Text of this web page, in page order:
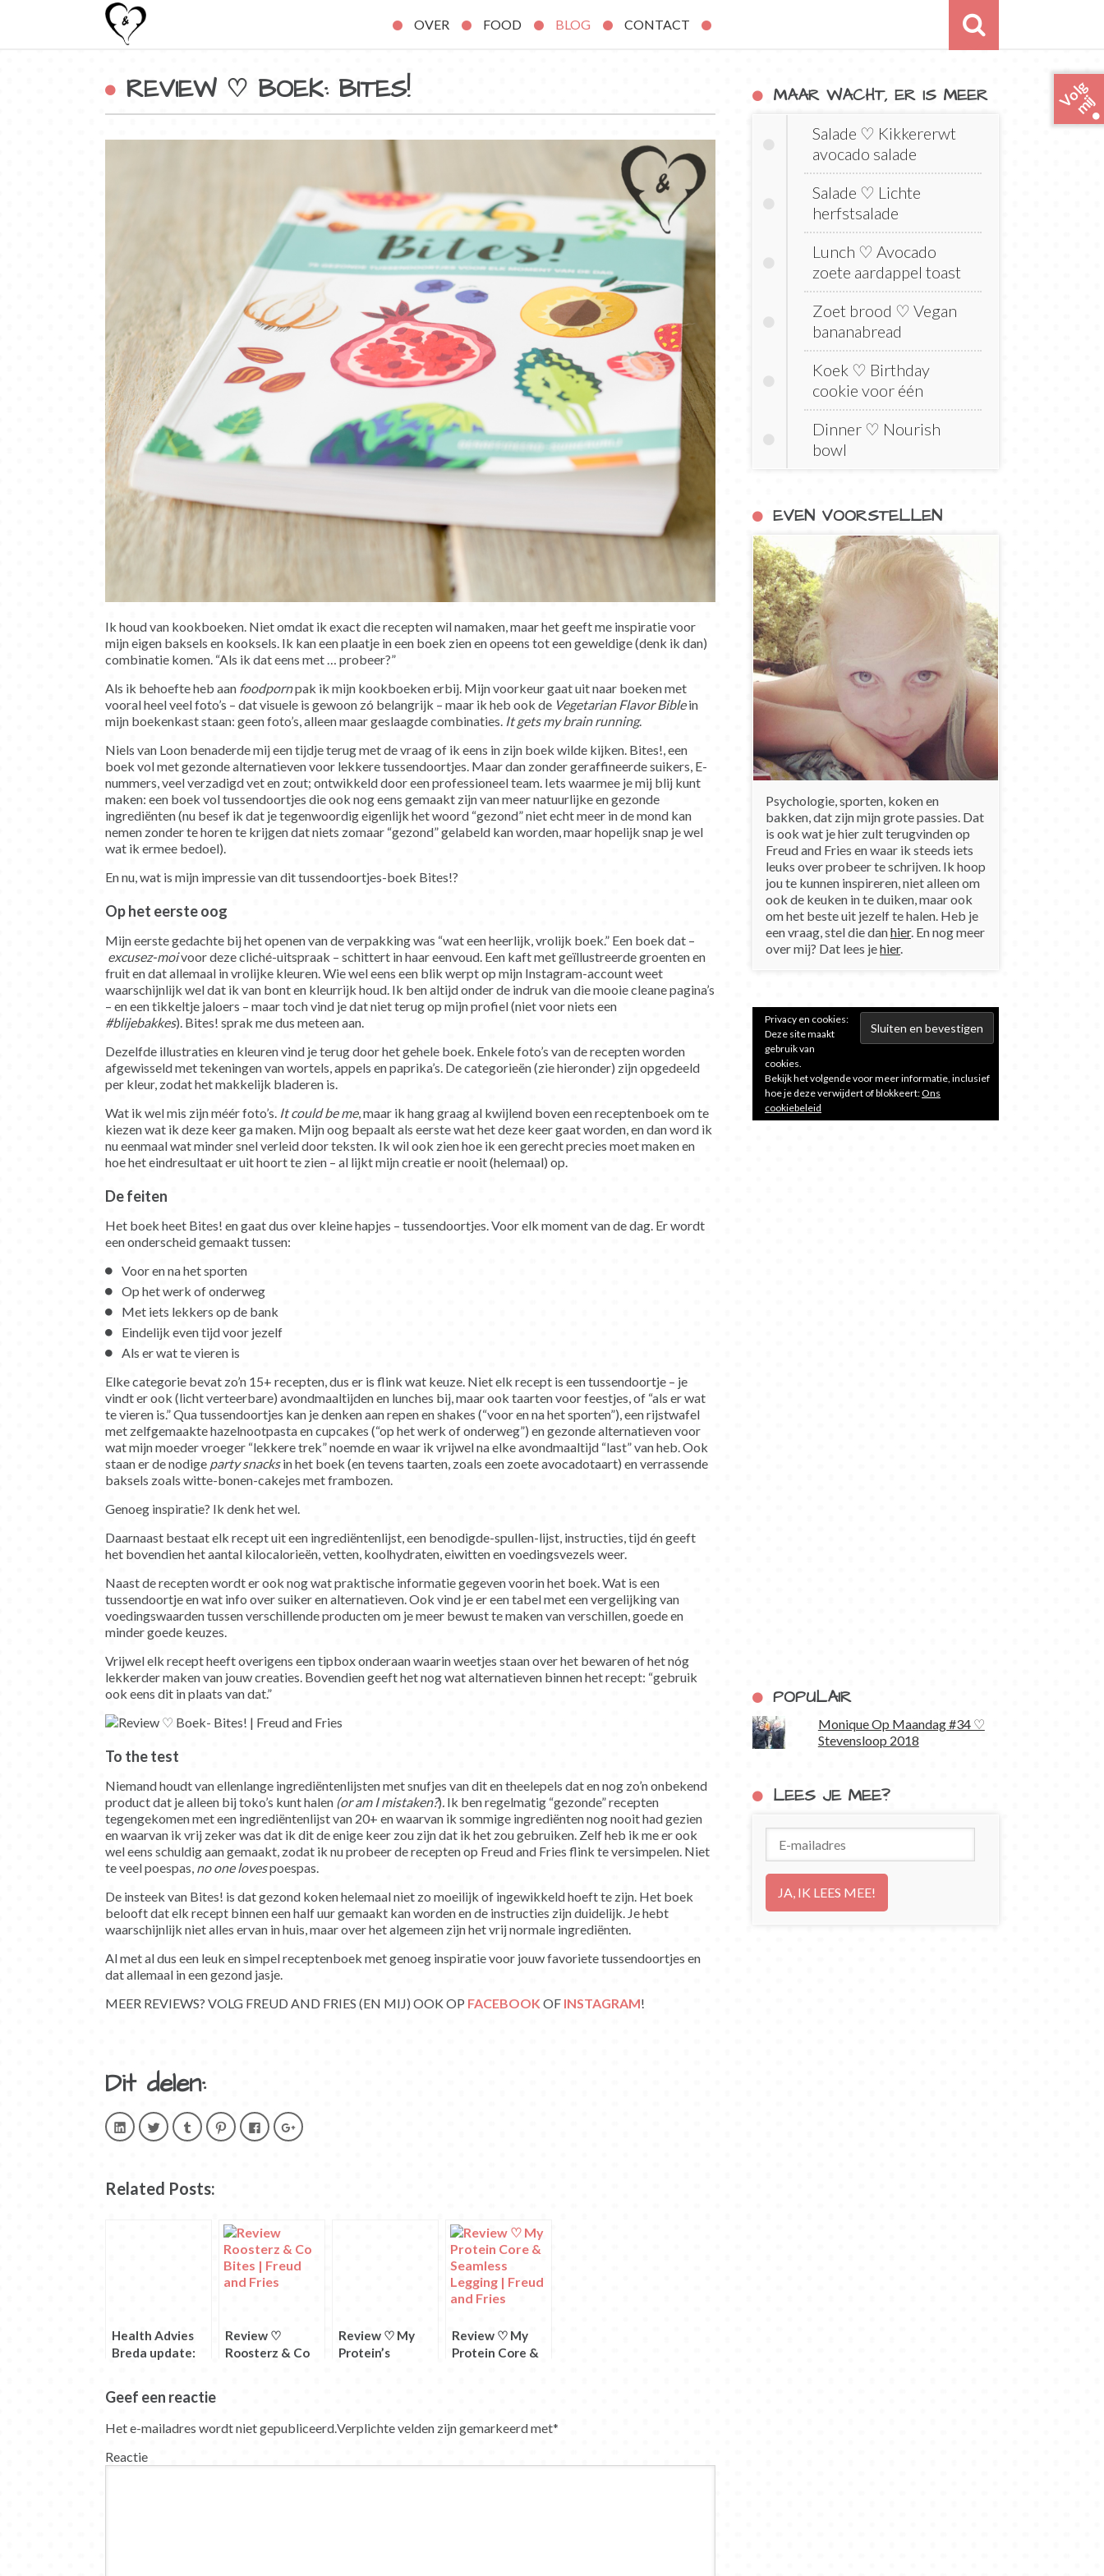
OVER FOOD BLOG CONTACT
V
o
l
g
m
i
j
REVIEW ♡ BOEK: BITES!
Ik houd van kookboeken. Niet omdat ik exact die recepten wil namaken, maar het geeft me inspiratie voor
mijn eigen baksels en kooksels. Ik kan een plaatje in een boek zien en opeens tot een geweldige (denk ik dan)
combinatie komen. “Als ik dat eens met … probeer?”
Als ik behoefte heb aan foodpornpak ik mijn kookboeken erbij. Mijn voorkeur gaat uit naar boeken met
vooral heel veel foto’s – dat visuele is gewoon zó belangrijk – maar ik heb ook de Vegetarian Flavor Biblein
mijn boekenkast staan: geen foto’s, alleen maar geslaagde combinaties. It gets my brain running.
Niels van Loon benaderde mij een tijdje terug met de vraag of ik eens in zijn boek wilde kijken. Bites!, een
boek vol met gezonde alternatieven voor lekkere tussendoortjes. Maar dan zonder geraffineerde suikers, E-
nummers, veel verzadigd vet en zout; ontwikkeld door een professioneel team. Iets waarmee je mij blij kunt
maken: een boek vol tussendoortjes die ook nog eens gemaakt zijn van meer natuurlijke en gezonde
ingrediënten (nu besef ik dat je tegenwoordig eigenlijk het woord “gezond” niet echt meer in de mond kan
nemen zonder te horen te krijgen dat niets zomaar “gezond” gelabeld kan worden, maar hopelijk snap je wel
wat ik ermee bedoel).
En nu, wat is mijn impressie van dit tussendoortjes-boek Bites!?
Op het eerste oog
Mijn eerste gedachte bij het openen van de verpakking was “wat een heerlijk, vrolijk boek.” Een boek dat –
excusez-moivoor deze cliché-uitspraak – schittert in haar eenvoud. Een kaft met geïllustreerde groenten en
fruit en dat allemaal in vrolijke kleuren. Wie wel eens een blik werpt op mijn Instagram-account weet
waarschijnlijk wel dat ik van bont en kleurrijk houd. Ik ben altijd onder de indruk van die mooie cleane pagina’s
– en een tikkeltje jaloers – maar toch vind je dat niet terug op mijn profiel (niet voor niets een
#blijebakkes). Bites! sprak me dus meteen aan.
Dezelfde illustraties en kleuren vind je terug door het gehele boek. Enkele foto’s van de recepten worden
afgewisseld met tekeningen van wortels, appels en paprika’s. De categorieën (zie hieronder) zijn opgedeeld
per kleur, zodat het makkelijk bladeren is.
Wat ik wel mis zijn méér foto’s. It could be me, maar ik hang graag al kwijlend boven een receptenboek om te
kiezen wat ik deze keer ga maken. Mijn oog bepaalt als eerste wat het deze keer gaat worden, en dan word ik
nu eenmaal wat minder snel verleid door teksten. Ik wil ook zien hoe ik een gerecht precies moet maken en
hoe het eindresultaat er uit hoort te zien – al lijkt mijn creatie er nooit (helemaal) op.
De feiten
Het boek heet Bites! en gaat dus over kleine hapjes – tussendoortjes. Voor elk moment van de dag. Er wordt
een onderscheid gemaakt tussen:
Voor en na het sporten
Op het werk of onderweg
Met iets lekkers op de bank
Eindelijk even tijd voor jezelf
Als er wat te vieren is
Elke categorie bevat zo’n 15+ recepten, dus er is flink wat keuze. Niet elk recept is een tussendoortje – je
vindt er ook (licht verteerbare) avondmaaltijden en lunches bij, maar ook taarten voor feestjes, of “als er wat
te vieren is.” Qua tussendoortjes kan je denken aan repen en shakes (“voor en na het sporten”), een rijstwafel
met zelfgemaakte hazelnootpasta en cupcakes (“op het werk of onderweg”) en gezonde alternatieven voor
wat mijn moeder vroeger “lekkere trek” noemde en waar ik vrijwel na elke avondmaaltijd “last” van heb. Ook
staan er de nodige party snacksin het boek (en tevens taarten, zoals een zoete avocadotaart) en verrassende
baksels zoals witte-bonen-cakejes met frambozen.
Genoeg inspiratie? Ik denk het wel.
Daarnaast bestaat elk recept uit een ingrediëntenlijst, een benodigde-spullen-lijst, instructies, tijd én geeft
het bovendien het aantal kilocalorieën, vetten, koolhydraten, eiwitten en voedingsvezels weer.
Naast de recepten wordt er ook nog wat praktische informatie gegeven voorin het boek. Wat is een
tussendoortje en wat info over suiker en alternatieven. Ook vind je er een tabel met een vergelijking van
voedingswaarden tussen verschillende producten om je meer bewust te maken van verschillen, goede en
minder goede keuzes.
Vrijwel elk recept heeft overigens een tipbox onderaan waarin weetjes staan over het bewaren of het nóg
lekkerder maken van jouw creaties. Bovendien geeft het nog wat alternatieven binnen het recept: “gebruik
ook eens dit in plaats van dat.”
To the test
Niemand houdt van ellenlange ingrediëntenlijsten met snufjes van dit en theelepels dat en nog zo’n onbekend
product dat je alleen bij toko’s kunt halen (or am I mistaken?). Ik ben regelmatig “gezonde” recepten
tegengekomen met een ingrediëntenlijst van 20+ en waarvan ik sommige ingrediënten nog nooit had gezien
en waarvan ik vrij zeker was dat ik dit de enige keer zou zijn dat ik het zou gebruiken. Zelf heb ik me er ook
wel eens schuldig aan gemaakt, zodat ik nu probeer de recepten op Freud and Fries flink te versimpelen. Niet
te veel poespas, no one lovespoespas.
De insteek van Bites! is dat gezond koken helemaal niet zo moeilijk of ingewikkeld hoeft te zijn. Het boek
belooft dat elk recept binnen een half uur gemaakt kan worden en de instructies zijn duidelijk. Je hebt
waarschijnlijk niet alles ervan in huis, maar over het algemeen zijn het vrij normale ingrediënten.
Al met al dus een leuk en simpel receptenboek met genoeg inspiratie voor jouw favoriete tussendoortjes en
dat allemaal in een gezond jasje.
MEER REVIEWS? VOLG FREUD AND FRIES (EN MIJ) OOK OP FACEBOOK OF INSTAGRAM!
Dit delen:
Klik
om
op
(Wordt
in
Klik
om
te
(Wordt
in
Klik
om
op
(Wordt
in
venster
geopend)
Klik
om
op
venster
geopend)
Klik
om
te
geopend)
Klik
om
op
Related Posts:
Health Advies
Breda update:
Review ♡
Roosterz & Co
Review ♡ My
Protein’s
Review ♡ My
Protein Core &
Geef een reactie
Het e-mailadres wordt niet gepubliceerd.Verplichte velden zijn gemarkeerd met*
Reactie
MAAR WACHT, ER IS MEER
Salade ♡ Kikkererwt
avocado salade
Salade ♡ Lichte
herfstsalade
Lunch ♡ Avocado
zoete aardappel toast
Zoet brood ♡ Vegan
bananabread
Koek ♡ Birthday
cookie voor één
Dinner ♡ Nourish
bowl
EVEN VOORSTELLEN
Psychologie, sporten, koken en
bakken, dat zijn mijn grote passies. Dat
is ook wat je hier zult terugvinden op
Freud and Fries en waar ik steeds iets
leuks over probeer te schrijven. Ik hoop
jou te kunnen inspireren, niet alleen om
ook de keuken in te duiken, maar ook
om het beste uit jezelf te halen. Heb je
een vraag, stel die danhier. En nog meer
over mij? Dat lees jehier.
Privacy en cookies:
Deze site maakt
gebruik van
cookies.
Bekijk het volgende voor meer informatie, inclusief
hoe je deze verwijdert of blokkeert:Ons
cookiebeleid
POPULAIR
Monique Op Maandag #34 ♡
Stevensloop 2018
LEES JE MEE?
mailadres